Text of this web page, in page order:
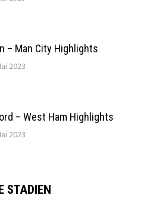
– Man City Highlights
2023
– West Ham Highlights
2023
STADIEN